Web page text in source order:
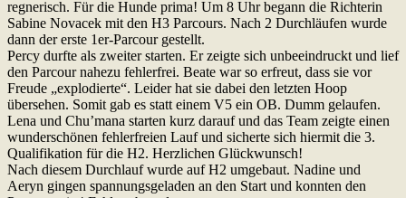
regnerisch. Für die Hunde prima! Um 8 Uhr begann die Richterin
Sabine Novacek mit den H3 Parcours. Nach 2 Durchläufen wurde
dann der erste 1er-Parcour gestellt.
Percy durfte als zweiter starten. Er zeigte sich unbeeindruckt und lief
den Parcour nahezu fehlerfrei. Beate war so erfreut, dass sie vor
Freude „explodierte“. Leider hat sie dabei den letzten Hoop
übersehen. Somit gab es statt einem V5 ein OB. Dumm gelaufen.
Lena und Chu’mana starten kurz darauf und das Team zeigte einen
wunderschönen fehlerfreien Lauf und sicherte sich hiermit die 3.
Qualifikation für die H2. Herzlichen Glückwunsch!
Nach diesem Durchlauf wurde auf H2 umgebaut. Nadine und
Aeryn gingen spannungsgeladen an den Start und konnten den